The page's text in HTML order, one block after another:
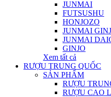
JUNMAI
FUTSUSHU
HONJOZO
JUNMAI
JUNMAI
GINJO
Xem tất cả
RƯỢU TRUNG QUỐC
SẢN PHẨM
RƯỢU
RƯỢU CAO